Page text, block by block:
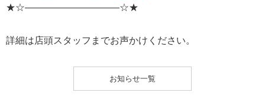
★☆——————————☆★
詳細は店頭スタッフまでお声かけください。
お知らせ一覧